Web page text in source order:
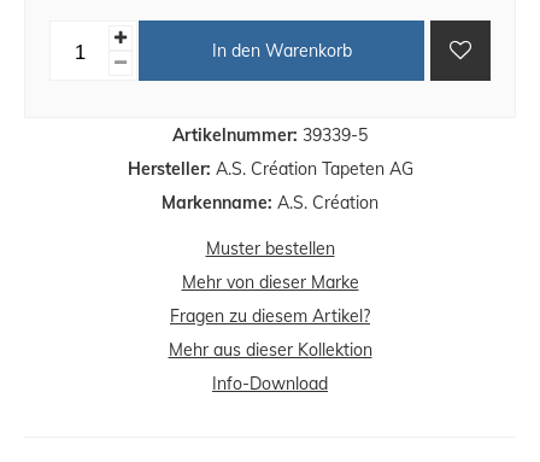
Artikelnummer: 39339-5
Hersteller: A.S. Création Tapeten AG
Markenname: A.S. Création
In den Warenkorb
Muster bestellen
Mehr von dieser Marke
Fragen zu diesem Artikel?
Mehr aus dieser Kollektion
Info-Download